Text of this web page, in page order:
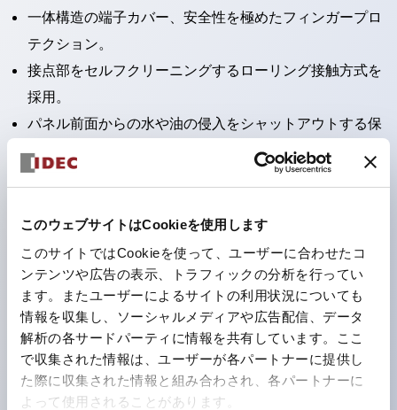
このウェブサイトはCookieを使用します
このサイトではCookieを使って、ユーザーに合わせたコ
ンテンツや広告の表示、トラフィックの分析を行ってい
ます。またユーザーによるサイトの利用状況についても
情報を収集し、ソーシャルメディアや広告配信、データ
解析の各サードパーティに情報を共有しています。ここ
で収集された情報は、ユーザーが各パートナーに提供し
た際に収集された情報と組み合わされ、各パートナーに
よって使用されることがあります。
一体構造の端子カバー、安全性を極めたフィンガープロ
テクション。
接点部をセルフクリーニングするローリング接触方式を
採用。
パネル前面からの水や油の侵入をシャットアウトする保
護構造：IP65。（ただし2点押ボタンスイッチは
IP40）
の機能を1つのスイッチで可能にした2点押ボタンスイッ
チも完備。
ワールドワイドなニーズに対応する各種電圧を完備。
1つで6色の役をこなすLED球（LSRD球）。これまで色
ごとに分かれていたLED球を、1色のLED球で各色を表
現できるようにしました。
カラーユニバーサルデザインに対応。表示灯（角平形）